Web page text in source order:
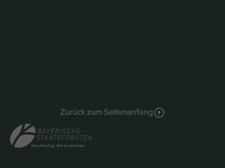
Zurück zum Seitenanfang